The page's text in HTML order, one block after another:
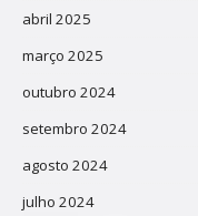
abril 2025
março 2025
outubro 2024
setembro 2024
agosto 2024
julho 2024